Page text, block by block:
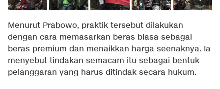
Menurut Prabowo, praktik tersebut dilakukan
dengan cara memasarkan beras biasa sebagai
beras premium dan menaikkan harga seenaknya. Ia
menyebut tindakan semacam itu sebagai bentuk
pelanggaran yang harus ditindak secara hukum.